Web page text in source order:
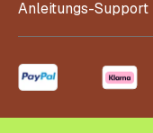
Anleitungs-Support